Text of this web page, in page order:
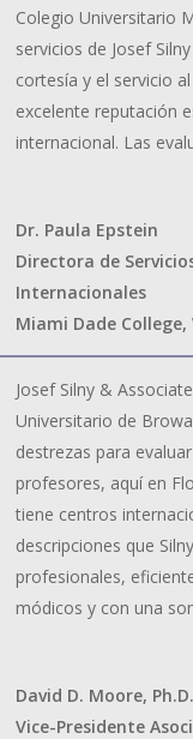
Colegio Universitario
servicios de Josef
cortesía y el servicio
excelente reputación
internacional. Las
Dr. Paula Epstein
Directora de
Internacionales
Miami Dade
Josef Silny &
Universitario de
destrezas para
profesores, aquí en
tiene centros
descripciones que
profesionales,
módicos y con una
David D. Moore, Ph.D.
Vice-Presidente